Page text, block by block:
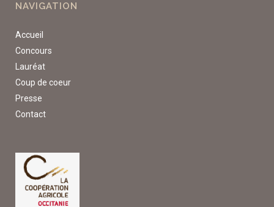
NAVIGATION
Accueil
Concours
Lauréat
Coup de coeur
Presse
Contact